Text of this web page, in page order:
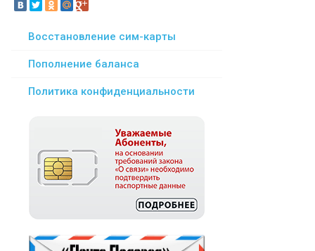
Восстановление сим-карты
Пополнение баланса
Политика конфиденциальности